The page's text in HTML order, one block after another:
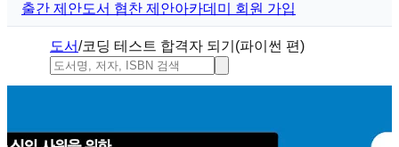
출간 제안도서 협찬 제안아카데미 회원 가입
도서/코딩 테스트 합격자 되기(파이썬 편)